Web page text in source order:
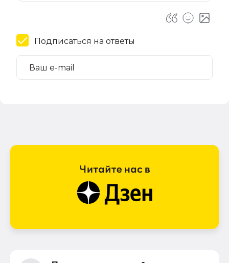
Подписаться на ответы